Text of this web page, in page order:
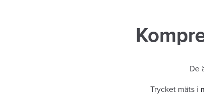
De
Trycket mäts i